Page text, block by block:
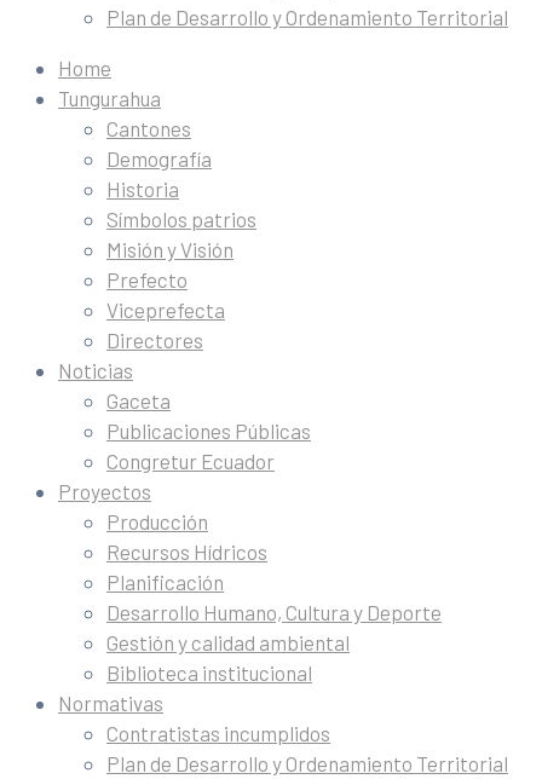
Plan de Desarrollo y Ordenamiento Territorial
Home
Tungurahua
Cantones
Demografía
Historia
Símbolos patrios
Misión y Visión
Prefecto
Viceprefecta
Directores
Noticias
Gaceta
Publicaciones Públicas
Congretur Ecuador
Proyectos
Producción
Recursos Hídricos
Planificación
Desarrollo Humano, Cultura y Deporte
Gestión y calidad ambiental
Biblioteca institucional
Normativas
Contratistas incumplidos
Plan de Desarrollo y Ordenamiento Territorial